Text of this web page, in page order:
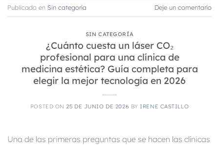
Publicado en Sin categoría Deje un comentario
SIN CATEGORÍA
¿Cuánto cuesta un láser CO₂
profesional para una clínica de
medicina estética? Guía completa para
elegir la mejor tecnología en 2026
POSTED ON25 DE JUNIO DE 2026 BYIRENE CASTILLO
Una de las primeras preguntas que se hacen las clínicas